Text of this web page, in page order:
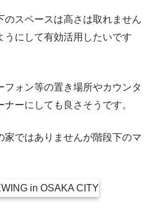
のスペースは高さは取れません
うにして有効活用したいです
フォン等の置き場所やカウンタ
ーにしても良さそうです。
家ではありませんが階段下のマ